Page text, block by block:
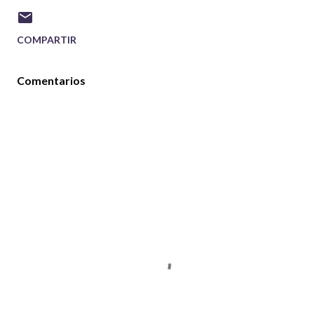
COMPARTIR
Comentarios